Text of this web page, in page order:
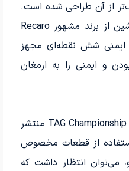
از آن طراحی شده است.
همچنین، صندلی‌های این ماشین از برند مشهور Recaro
ایمنی شش نقطه‌ای مجهز
و ایمنی را به ارمغان
تا کنون اطلاعاتی درباره قیمت TAG Championship منتشر
از قطعات مخصوص
می‌توان انتظار داشت که